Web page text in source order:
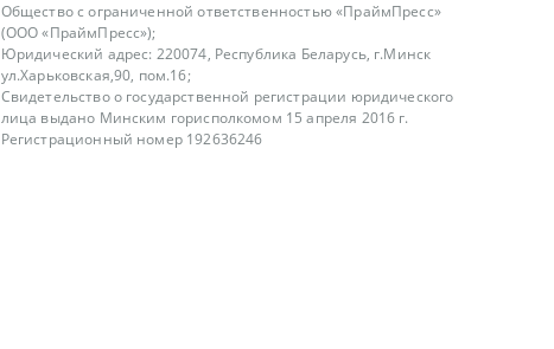
Общество с ограниченной ответственностью «ПраймПресс»
(ООО «ПраймПресс»);
Юридический адрес: 220074, Республика Беларусь, г.Минск
ул.Харьковская,90, пом.16;
Свидетельство о государственной регистрации юридического
лица выдано Минским горисполкомом 15 апреля 2016 г.
Регистрационный номер 192636246